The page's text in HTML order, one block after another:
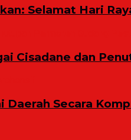
Selamat Hari
Cisadane dan
Daerah Secara